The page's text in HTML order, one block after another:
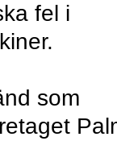
fel i
som